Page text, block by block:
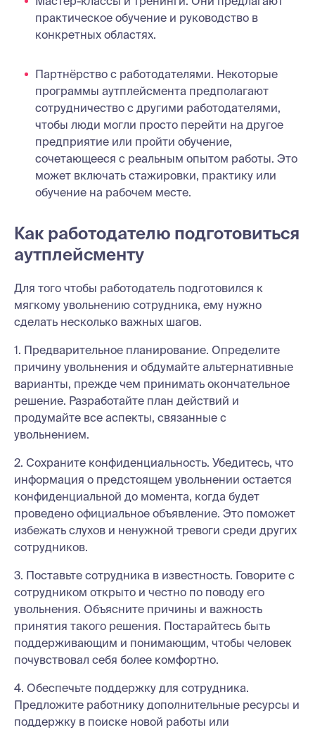
практическое обучение и руководство в
конкретных областях.
Партнёрство с работодателями. Некоторые
программы аутплейсмента предполагают
сотрудничество с другими работодателями,
чтобы люди могли просто перейти на другое
предприятие или пройти обучение,
сочетающееся с реальным опытом работы. Это
может включать стажировки, практику или
обучение на рабочем месте.
Как работодателю подготовиться
аутплейсменту
Для того чтобы работодатель подготовился к
мягкому увольнению сотрудника, ему нужно
сделать несколько важных шагов.
1. Предварительное планирование. Определите
причину увольнения и обдумайте альтернативные
варианты, прежде чем принимать окончательное
решение. Разработайте план действий и
продумайте все аспекты, связанные с
увольнением.
2. Сохраните конфиденциальность. Убедитесь, что
информация о предстоящем увольнении остается
конфиденциальной до момента, когда будет
проведено официальное объявление. Это поможет
избежать слухов и ненужной тревоги среди других
сотрудников.
3. Поставьте сотрудника в известность. Говорите с
сотрудником открыто и честно по поводу его
увольнения. Объясните причины и важность
принятия такого решения. Постарайтесь быть
поддерживающим и понимающим, чтобы человек
почувствовал себя более комфортно.
4. Обеспечьте поддержку для сотрудника.
Предложите работнику дополнительные ресурсы и
поддержку в поиске новой работы или